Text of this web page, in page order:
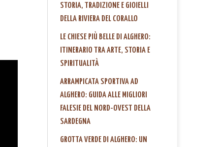
STORIA, TRADIZIONE E GIOIELLI
DELLA RIVIERA DEL CORALLO
LE CHIESE PIÙ BELLE DI ALGHERO:
ITINERARIO TRA ARTE, STORIA E
SPIRITUALITÀ
ARRAMPICATA SPORTIVA AD
ALGHERO: GUIDA ALLE MIGLIORI
FALESIE DEL NORD-OVEST DELLA
SARDEGNA
GROTTA VERDE DI ALGHERO: UN